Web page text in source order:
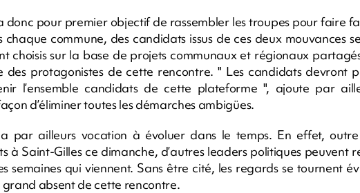
donc pour premier objectif de rassembler les troupes pour faire
chaque commune, des candidats issus de ces deux mouvances
choisis sur la base de projets communaux et régionaux
des protagonistes de cette rencontre. " Les candidats devront
l’ensemble candidats de cette plateforme ", ajoute par
d’éliminer toutes les démarches ambigües.
par ailleurs vocation à évoluer dans le temps. En effet,
à Saint-Gilles ce dimanche, d’autres leaders politiques peuvent
semaines qui viennent. Sans être cité, les regards se tournent
grand absent de cette rencontre.